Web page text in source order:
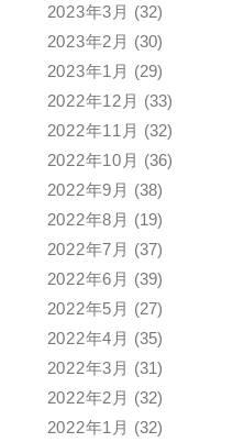
2023年3月 (32)
2023年2月 (30)
2023年1月 (29)
2022年12月 (33)
2022年11月 (32)
2022年10月 (36)
2022年9月 (38)
2022年8月 (19)
2022年7月 (37)
2022年6月 (39)
2022年5月 (27)
2022年4月 (35)
2022年3月 (31)
2022年2月 (32)
2022年1月 (32)